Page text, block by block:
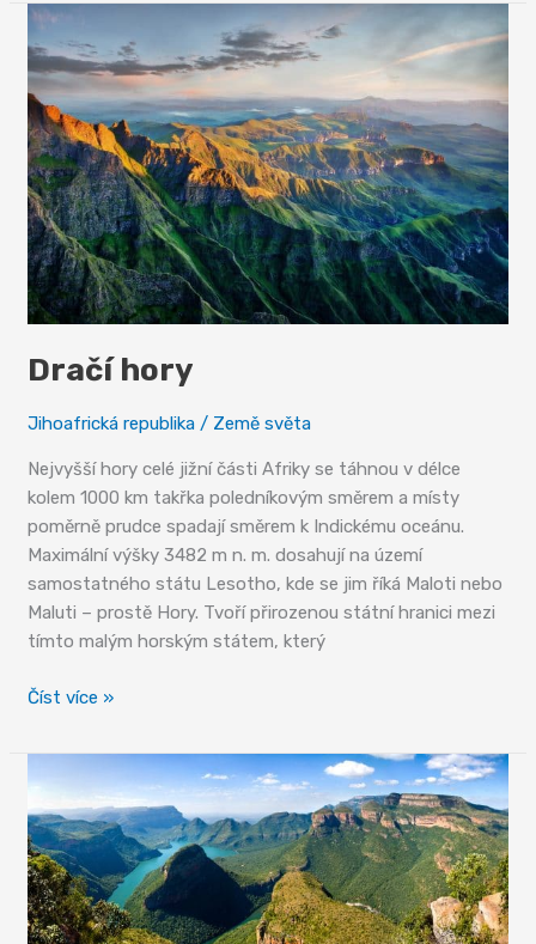
Dračí hory
Jihoafrická republika / Země světa
Nejvyšší hory celé jižní části Afriky se táhnou v délce
kolem 1000 km takřka poledníkovým směrem a místy
poměrně prudce spadají směrem k Indickému oceánu.
Maximální výšky 3482 m n. m. dosahují na území
samostatného státu Lesotho, kde se jim říká Maloti nebo
Maluti – prostě Hory. Tvoří přirozenou státní hranici mezi
tímto malým horským státem, který
Dračí
Číst více »